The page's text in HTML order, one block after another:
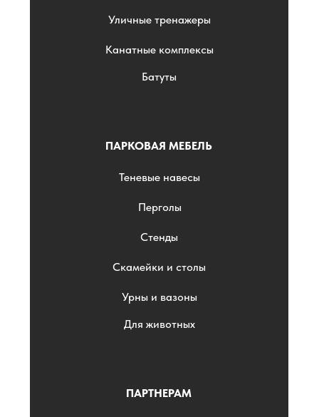
ПАРТНЕРАМ
Уличные тренажеры
Канатные комплексы
Батуты
ПАРКОВАЯ МЕБЕЛЬ
Теневые навесы
Перголы
Стенды
Скамейки и столы
Урны и вазоны
Для животных